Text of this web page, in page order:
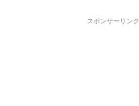
スポンサーリンク